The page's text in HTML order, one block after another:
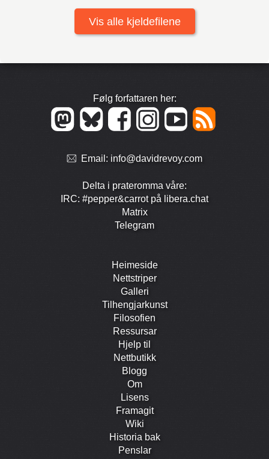
Vis alle kjeldefilene
Følg forfattaren her:
Email: info@davidrevoy.com
Delta i prate­romma våre:
IRC: #pepper&carrot på libera.chat
Matrix
Telegram
Heimeside
Nett­striper
Galleri
Tilhengjar­kunst
Filosofien
Ressursar
Hjelp til
Nett­butikk
Blogg
Om
Lisens
Framagit
Wiki
Historia bak
Penslar